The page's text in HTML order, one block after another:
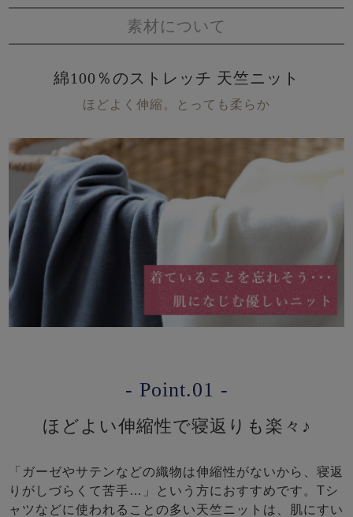
素材について
綿100％のストレッチ 天竺ニット
ほどよく伸縮。とっても柔らか
- Point.01 -
ほどよい伸縮性で寝返りも楽々♪
「ガーゼやサテンなどの織物は伸縮性がないから、寝返
りがしづらくて苦手…」という方におすすめです。Tシ
ャツなどに使われることの多い天竺ニットは、肌にすい